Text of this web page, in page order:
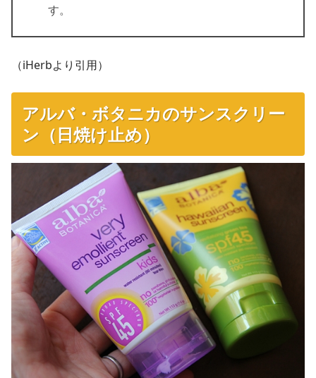
す。
（iHerbより引用）
アルバ・ボタニカのサンスクリー
ン（日焼け止め）